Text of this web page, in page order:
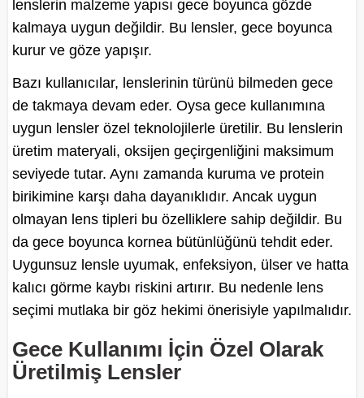
lenslerin malzeme yapısı gece boyunca gözde
kalmaya uygun değildir. Bu lensler, gece boyunca
kurur ve göze yapışır.
Bazı kullanıcılar, lenslerinin türünü bilmeden gece
de takmaya devam eder. Oysa gece kullanımına
uygun lensler özel teknolojilerle üretilir. Bu lenslerin
üretim materyali, oksijen geçirgenliğini maksimum
seviyede tutar. Aynı zamanda kuruma ve protein
birikimine karşı daha dayanıklıdır. Ancak uygun
olmayan lens tipleri bu özelliklere sahip değildir. Bu
da gece boyunca kornea bütünlüğünü tehdit eder.
Uygunsuz lensle uyumak, enfeksiyon, ülser ve hatta
kalıcı görme kaybı riskini artırır. Bu nedenle lens
seçimi mutlaka bir göz hekimi önerisiyle yapılmalıdır.
Gece Kullanımı İçin Özel Olarak
Üretilmiş Lensler